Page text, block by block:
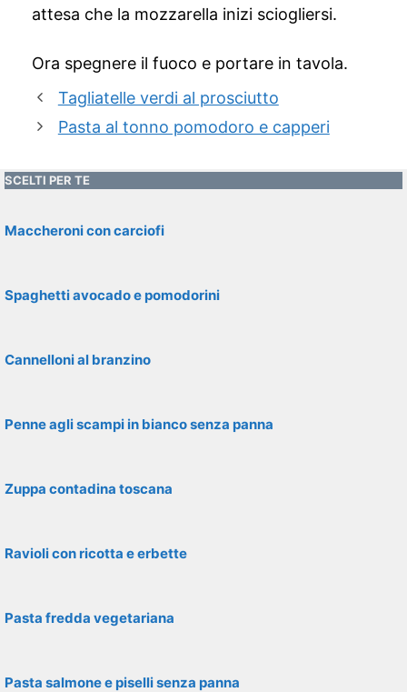
attesa che la mozzarella inizi sciogliersi.
Ora spegnere il fuoco e portare in tavola.
Tagliatelle verdi al prosciutto
Pasta al tonno pomodoro e capperi
SCELTI PER TE
Maccheroni con carciofi
Spaghetti avocado e pomodorini
Cannelloni al branzino
Penne agli scampi in bianco senza panna
Zuppa contadina toscana
Ravioli con ricotta e erbette
Pasta fredda vegetariana
Pasta salmone e piselli senza panna